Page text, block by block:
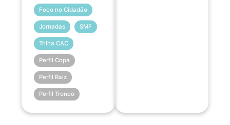
Foco no Cidadão
Jornadas SMF
Trilha CAC
Perfil Copa
Perfil Raiz
Perfil Tronco